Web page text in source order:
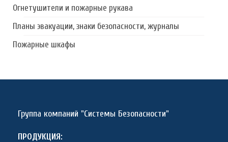
Огнетушители и пожарные рукава
Планы эвакуации, знаки безопасности, журналы
Пожарные шкафы
Группа компаний "Системы Безопасности"
ПРОДУКЦИЯ: